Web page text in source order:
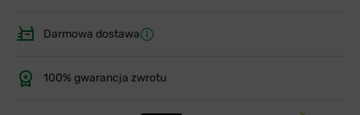
Darmowa dostawa
100% gwarancja zwrotu